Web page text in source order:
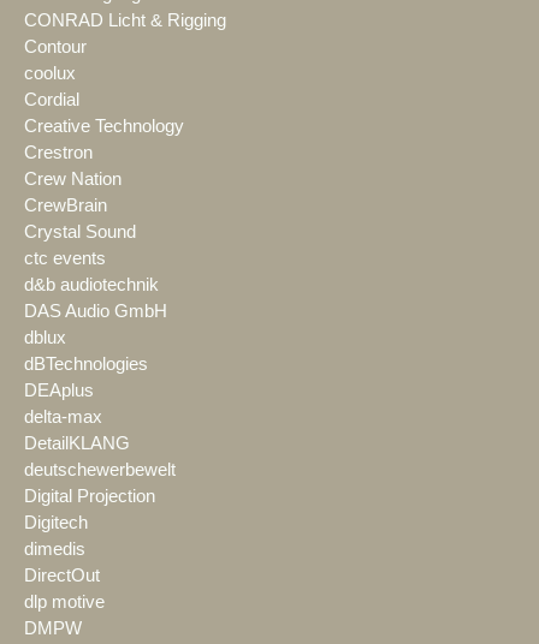
CONRAD Licht & Rigging
Contour
coolux
Cordial
Creative Technology
Crestron
Crew Nation
CrewBrain
Crystal Sound
ctc events
d&b audiotechnik
DAS Audio GmbH
dblux
dBTechnologies
DEAplus
delta-max
DetailKLANG
deutschewerbewelt
Digital Projection
Digitech
dimedis
DirectOut
dlp motive
DMPW